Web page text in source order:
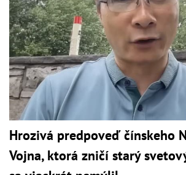
Hrozivá predpoveď čínskeho
Vojna, ktorá zničí starý